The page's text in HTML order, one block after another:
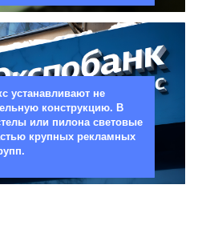
устанавливают не
конструкцию. В
или пилона световые
крупных рекламных